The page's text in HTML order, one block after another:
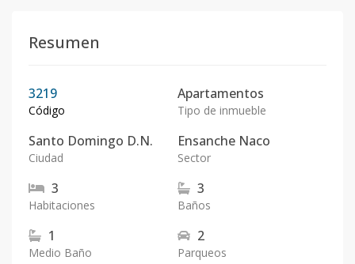
Resumen
3219
Código
Apartamentos
Tipo de inmueble
Santo Domingo D.N.
Ciudad
Ensanche Naco
Sector
3
Habitaciones
3
Baños
1
Medio Baño
2
Parqueos